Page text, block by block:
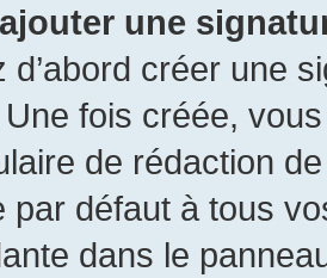
une
d’abord créer une
Une fois créée,
de rédaction
par défaut à tous
dans le